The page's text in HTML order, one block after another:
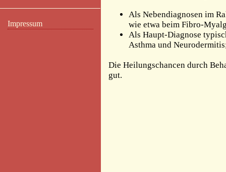
Impressum
Als Nebendiagnosen im
wie etwa beim Fibro-
Als Haupt-Diagnose
Asthma und
Die Heilungschancen durch
gut.